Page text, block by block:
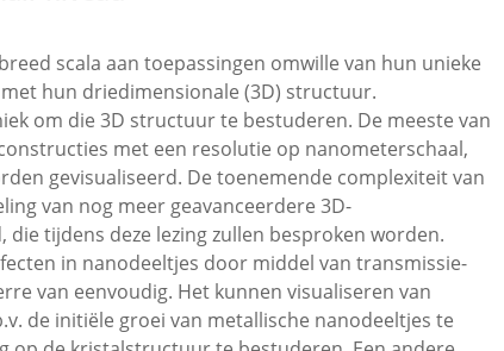
scala aan toepassingen omwille van hun unieke
hun driedimensionale (3D) structuur.
om die 3D structuur te bestuderen. De meeste van
met een resolutie op nanometerschaal,
gevisualiseerd. De toenemende complexiteit van
van nog meer geavanceerdere 3D-
tijdens deze lezing zullen besproken worden.
in nanodeeltjes door middel van transmissie-
van eenvoudig. Het kunnen visualiseren van
de initiële groei van metallische nanodeeltjes te